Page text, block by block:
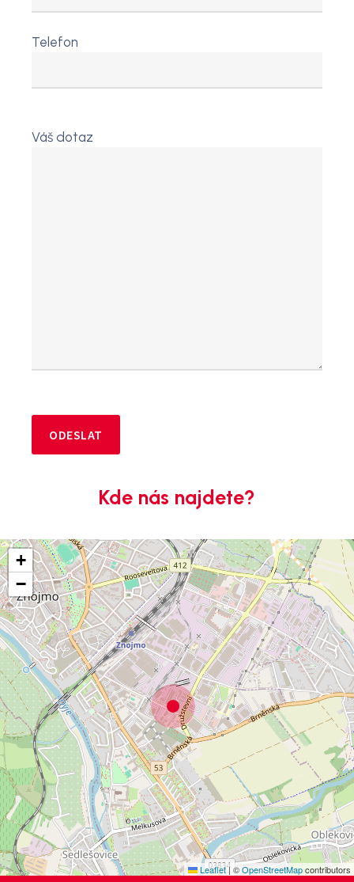
Telefon
Váš dotaz
Kde nás najdete?
+
−
Leaflet|©OpenStreetMapcontributors